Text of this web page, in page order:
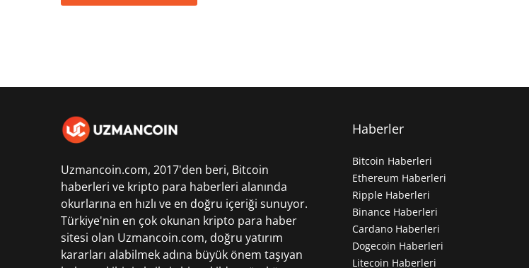
Uzmancoin.com, 2017'den beri, Bitcoin
haberleri ve kripto para haberleri alanında
okurlarına en hızlı ve en doğru içeriği sunuyor.
Türkiye'nin en çok okunan kripto para haber
sitesi olan Uzmancoin.com, doğru yatırım
kararları alabilmek adına büyük önem taşıyan
Haberler
Bitcoin Haberleri
Ethereum Haberleri
Ripple Haberleri
Binance Haberleri
Cardano Haberleri
Dogecoin Haberleri
Litecoin Haberleri